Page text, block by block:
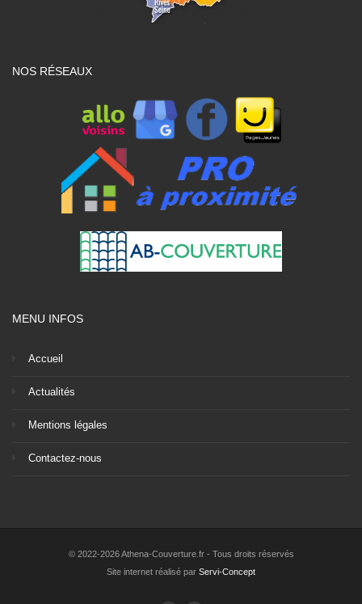
NOS RÉSEAUX
MENU INFOS
Accueil
Actualités
Mentions légales
Contactez-nous
© 2022-2026 Athena-Couverture.fr - Tous droits réservés
Site internet réalisé par Servi-Concept